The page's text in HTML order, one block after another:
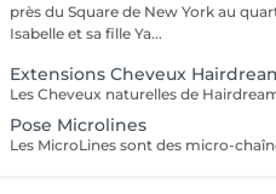
près du Square de New York au
Isabelle et sa fille Ya...
Extensions Cheveux
Pose Microlines